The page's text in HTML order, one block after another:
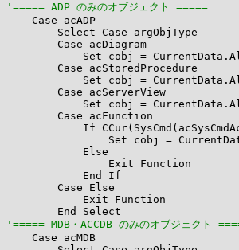
'===== ADP のみのオブジェクト =====
Case acADP
        Select Case argObjType
        Case acDiagram
Set cobj =
        Case acStoredProcedure
Set cobj =
        Case acServerView
Set cobj =
        Case acFunction
If
Set cobj =
            Else
                Exit Function
            End If
        Case Else
            Exit Function
'===== MDB・ACCDB のみのオブジェクト
Case acMDB